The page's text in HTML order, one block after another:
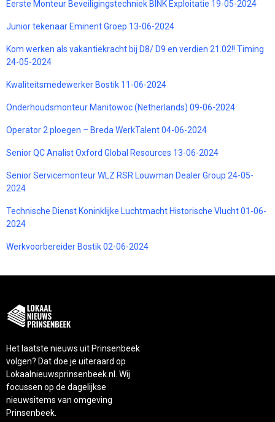
Eerste Monteur Beveiligingstechniek BINK Exploitatie 19-05-2024
Junior tekenaar Eminent Groep 13-06-2024
Kom werken als vakantiekracht bij D8/ D9 en verdien 21.02!! Timing
24-05-2024
Kwaliteitsmedewerker Bostik 11-06-2024
Onderhoudsmonteur Manitowoc (Netherlands) 09-06-2024
Operator 2 ploegen – Breda WerkTalent 04-06-2024
Senior QC Analist Oxford Global Resources 13-06-2024
Senior Servicemonteur WLZ RSR Louwman Dealer Group 24-05-
2024
Technische Dienst Koninklijke Luchtmacht Historische Vlucht 01-06-
2024
Werkvoorbereider Bostik 02-06-2024
Het laatste nieuws uit Prinsenbeek
volgen? Dat doe je uiteraard op
Lokaalnieuwsprinsenbeek.nl. Wij
focussen op de dagelijkse
nieuwsitems van omgeving
Prinsenbeek.